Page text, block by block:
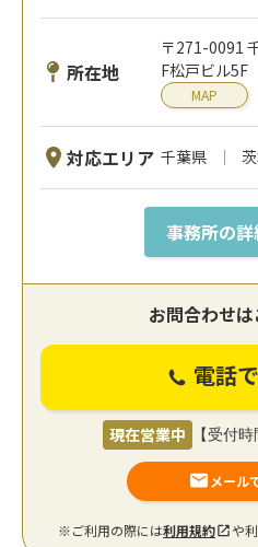
所在地
〒271-0091
F松戸ビル5F
MAP
対応エリア 千葉県
事務所の
お問合わせ
電話
現在営業中 【受付
メール
※ご利用の際には利用規約 や